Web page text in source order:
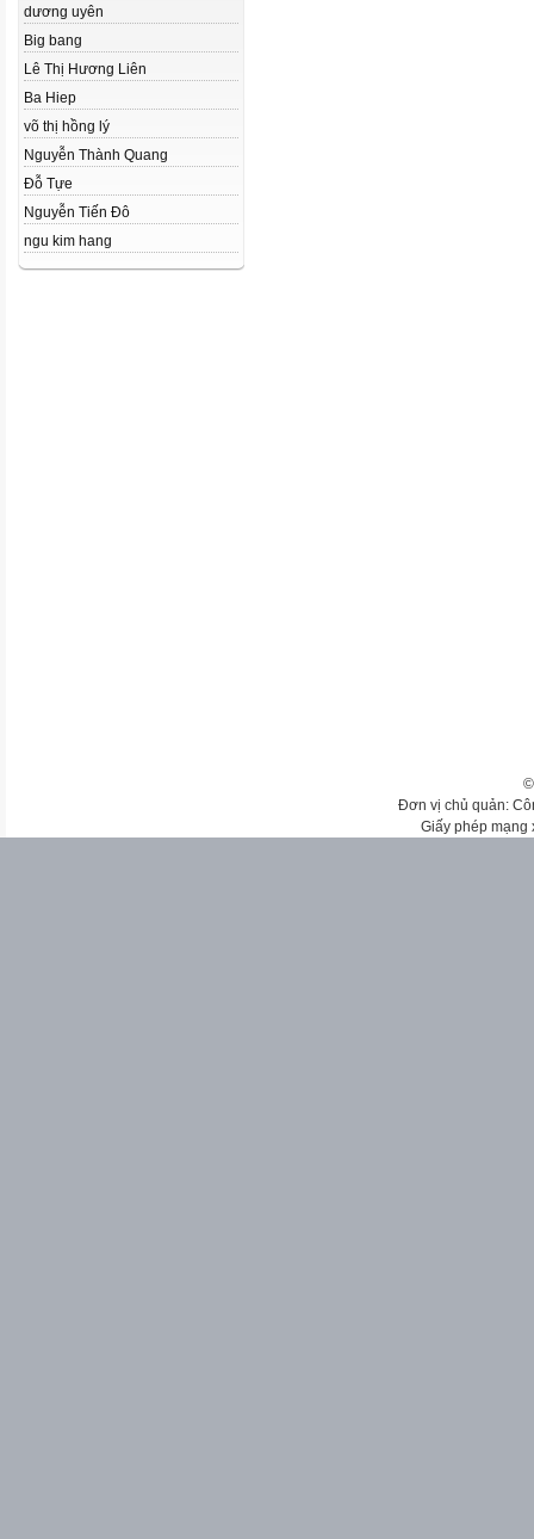
dương uyên
Big bang
Lê Thị Hương Liên
Ba Hiep
võ thị hồng lý
Nguyễn Thành Quang
Đỗ Tựe
Nguyễn Tiến Đô
ngu kim hang
Đơn vị chủ quản:
Giấy phép mạng